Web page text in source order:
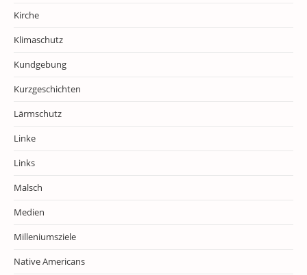
Kirche
Klimaschutz
Kundgebung
Kurzgeschichten
Lärmschutz
Linke
Links
Malsch
Medien
Milleniumsziele
Native Americans